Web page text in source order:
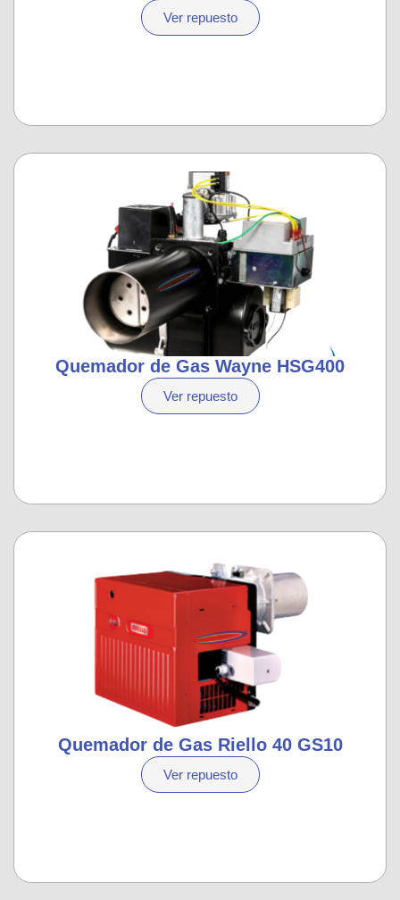
Ver repuesto
Quemador de Gas Wayne HSG400
Ver repuesto
Quemador de Gas Riello 40 GS10
Ver repuesto